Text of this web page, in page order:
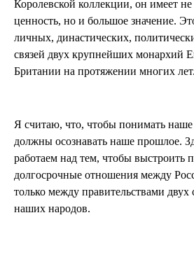
Королевской коллекции, он имеет
ценность, но и большое значение.
личных, династических,
связей двух крупнейших монархий
Британии на протяжении многих лет.
Я считаю, что, чтобы понимать
должны осознавать наше прошлое.
работаем над тем, чтобы выстроить
долгосрочные отношения между
только между правительствами двух
наших народов.